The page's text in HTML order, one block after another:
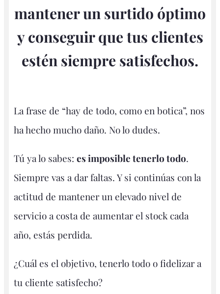
mantener un surtido óptimo
y conseguir que tus clientes
estén siempre satisfechos.
La frase de “hay de todo, como en botica”, nos
ha hecho mucho daño. No lo dudes.
Tú ya lo sabes: es imposible tenerlo todo.
Siempre vas a dar faltas. Y si continúas con la
actitud de mantener un elevado nivel de
servicio a costa de aumentar el stock cada
año, estás perdida.
¿Cuál es el objetivo, tenerlo todo o fidelizar a
tu cliente satisfecho?